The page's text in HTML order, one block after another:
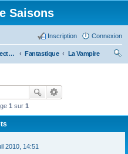
Saisons
Connexion
Inscription
La collection Mille Saisons Fantastique
La Vampire
1 sur 1
2010, 14:51